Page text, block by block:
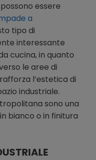
essere
a
tipo di
interessante
cucina, in quanto
le aree di
l’estetica di
industriale.
sono una
bianco o in finitura